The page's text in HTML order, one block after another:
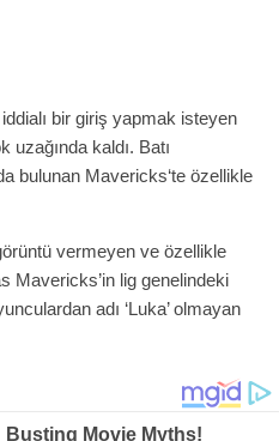
bir giriş yapmak isteyen
kaldı. Batı
bulunan Mavericks‘te özellikle
vermeyen ve özellikle
Mavericks’in lig genelindeki
adı ‘Luka’ olmayan